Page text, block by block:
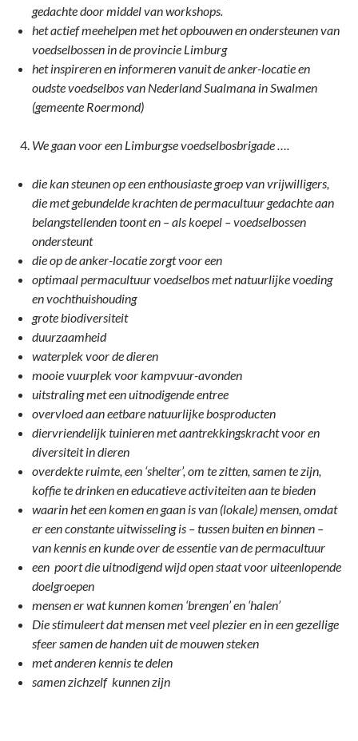
gedachte door middel van workshops.
het actief meehelpen met het opbouwen en ondersteunen van
voedselbossen in de provincie Limburg
het inspireren en informeren vanuit de anker-locatie en
oudste voedselbos van Nederland Sualmana in Swalmen
(gemeente Roermond)
We gaan voor een Limburgse voedselbosbrigade ….
die kan steunen op een enthousiaste groep van vrijwilligers,
die met gebundelde krachten de permacultuur gedachte aan
belangstellenden toont en – als koepel – voedselbossen
ondersteunt
die op de anker-locatie zorgt voor een
optimaal permacultuur voedselbos met natuurlijke voeding
en vochthuishouding
grote biodiversiteit
duurzaamheid
waterplek voor de dieren
mooie vuurplek voor kampvuur-avonden
uitstraling met een uitnodigende entree
overvloed aan eetbare natuurlijke bosproducten
diervriendelijk tuinieren met aantrekkingskracht voor en
diversiteit in dieren
overdekte ruimte, een ‘shelter’, om te zitten, samen te zijn,
koffie te drinken en educatieve activiteiten aan te bieden
waarin het een komen en gaan is van (lokale) mensen, omdat
er een constante uitwisseling is – tussen buiten en binnen –
van kennis en kunde over de essentie van de permacultuur
een poort die uitnodigend wijd open staat voor uiteenlopende
doelgroepen
mensen er wat kunnen komen ‘brengen’ en ‘halen’
Die stimuleert dat mensenmet veel plezier en in een gezellige
sfeer samen de handen uit de mouwen steken
met anderen kennis te delen
samen zichzelf kunnen zijn